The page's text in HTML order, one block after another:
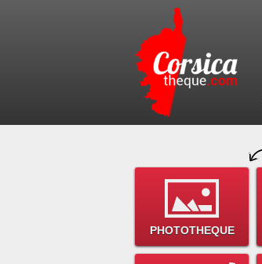
PHOTOTHEQUE